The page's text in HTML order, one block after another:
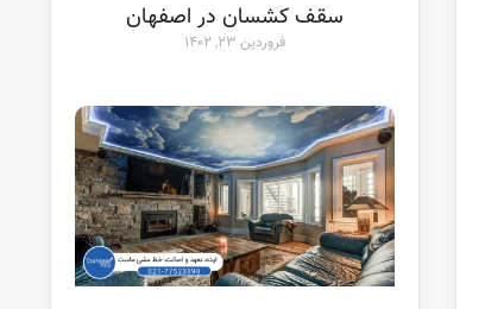
سقف کشسان در اصفهان
فروردین ۲۳, ۱۴۰۲